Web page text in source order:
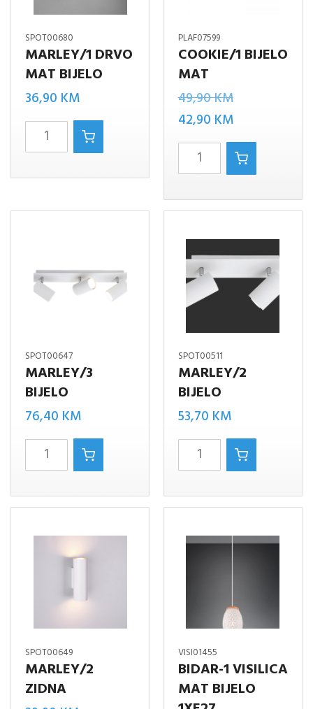
SPOT00680
MARLEY/1 DRVO
MAT BIJELO
36,90 KM
Marley/1
DRVO
MAT
količina
PLAF07599
COOKIE/1 BIJELO
MAT
49,90KMIzvorna
cijena
bila
je:
42,90 KMTrenutna
cijena
je:
Cookie/1
bijelo
mat
količina
SPOT00647
MARLEY/3
BIJELO
76,40 KM
MARLEY/3
bijelo
količina
SPOT00511
MARLEY/2
BIJELO
53,70 KM
Marley/2
bijelo
količina
SPOT00649
MARLEY/2
ZIDNA
VISI01455
BIDAR-1 VISILICA
MAT BIJELO